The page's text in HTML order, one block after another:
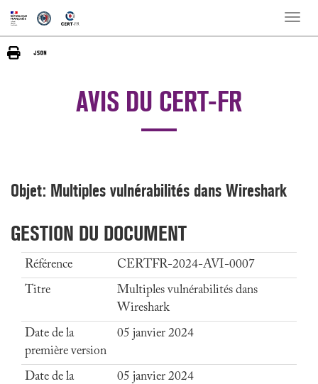
Toggle
AVIS DU CERT-FR
Objet: Multiples vulnérabilités dans Wireshark
GESTION DU DOCUMENT
Référence
CERTFR-2024-AVI-0007
Titre
Multiples vulnérabilités dans
Wireshark
Date de la
première version
05 janvier 2024
Date de la
05 janvier 2024